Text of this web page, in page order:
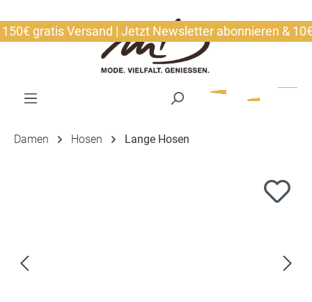
gratis Versand | Jetzt Newsletter abonnieren & 10€
Damen Hosen Lange Hosen